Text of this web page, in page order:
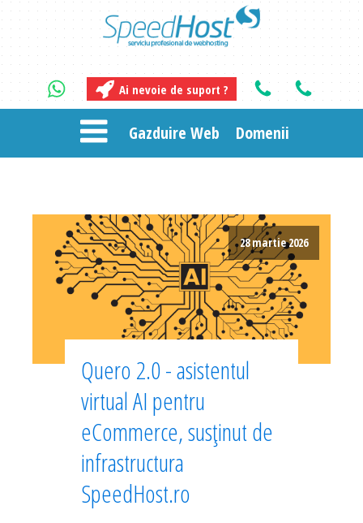
Ai nevoie de suport ?
Gazduire Web Domenii
28 martie 2026
Quero 2.0 - asistentul
virtual AI pentru
eCommerce, susținut de
infrastructura
SpeedHost.ro